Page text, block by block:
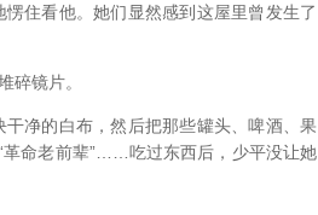
住看他。她们显然感到这屋里曾发生了
碎镜片。
净的白布，然后把那些罐头、啤酒、果
革命老前辈”……吃过东西后，少平没让她